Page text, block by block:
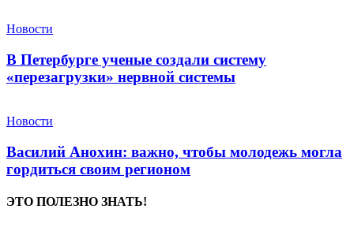
Новости
В Петербурге ученые создали систему
«перезагрузки» нервной системы
Новости
Василий Анохин: важно, чтобы молодежь могла
гордиться своим регионом
ЭТО ПОЛЕЗНО ЗНАТЬ!